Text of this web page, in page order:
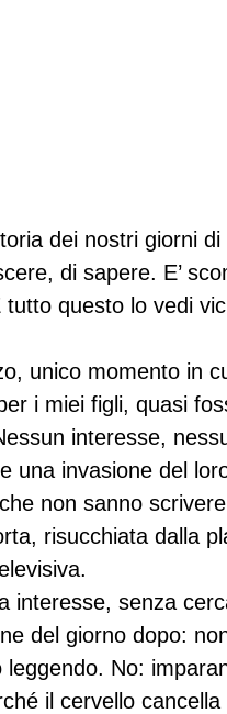
dei nostri giorni
di sapere. E’
tutto questo lo vedi
unico momento in
i miei figli, quasi
interesse,
una invasione del
non sanno
risucchiata dalla
interesse, senza
del giorno dopo:
leggendo. No:
il cervello